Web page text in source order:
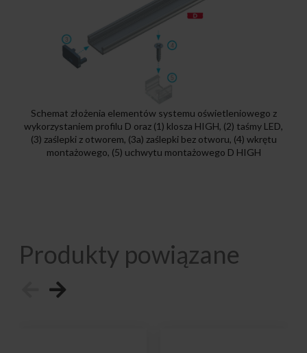
Schemat złożenia elementów systemu oświetleniowego z
wykorzystaniem profilu D oraz (1) klosza HIGH, (2) taśmy LED,
(3) zaślepki z otworem, (3a) zaślepki bez otworu, (4) wkrętu
montażowego, (5) uchwytu montażowego D HIGH
Produkty powiązane